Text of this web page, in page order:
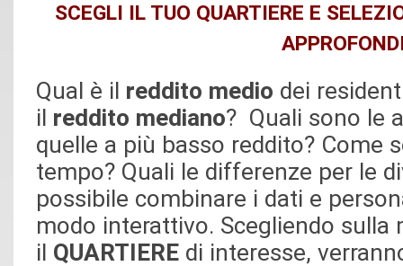
SCEGLI IL TUO QUARTIERE E
Qual è il reddito medio dei
il reddito mediano? Quali sono le
quelle a più basso reddito? Come
tempo? Quali le differenze per le
possibile combinare i dati e
modo interattivo. Scegliendo sulla
il QUARTIERE di interesse,